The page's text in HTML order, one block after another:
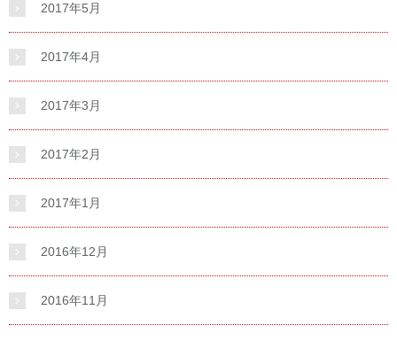
2017年5月
2017年4月
2017年3月
2017年2月
2017年1月
2016年12月
2016年11月